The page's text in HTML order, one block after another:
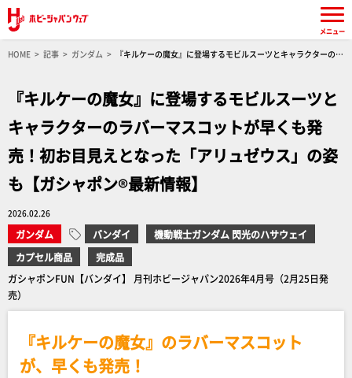
HOME 記事 ガンダム
『キルケーの魔女』に登場するモビルスーツとキャラクターのラ
『キルケーの魔女』に登場するモビルスーツと
キャラクターのラバーマスコットが早くも発
売！初お目見えとなった「アリュゼウス」の姿
も【ガシャポン®最新情報】
2026.02.26
ガンダム バンダイ
機動戦士ガンダム 閃光のハサウェイ
カプセル商品
完成品
ガシャポンFUN【バンダイ】 月刊ホビージャパン2026年4月号（2月25日発
売）
『キルケーの魔女』のラバーマスコット
が、早くも発売！
メニュー